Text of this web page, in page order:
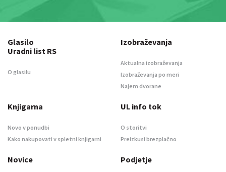
Glasilo
Uradni list RS
O glasilu
Izobraževanja
Aktualna izobraževanja
Izobraževanja po meri
Najem dvorane
Knjigarna
Novo v ponudbi
Kako nakupovati v spletni knjigarni
UL info tok
O storitvi
Preizkusi brezplačno
Novice Podjetje